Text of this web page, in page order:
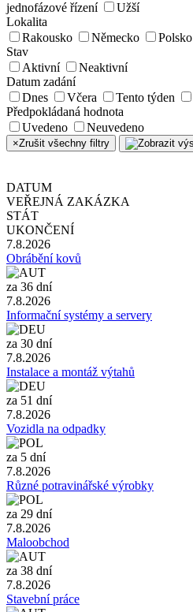
jednofázové řízení
Užší
Lokalita
Rakousko
Německo Polsko
Stav
Aktivní
Neaktivní
Datum zadání
Dnes
Včera Tento týden
Předpokládaná hodnota
Uvedeno
Neuvedeno
×Zrušit všechny filtry
DATUM
VEŘEJNÁ ZAKÁZKA
STÁT
UKONČENÍ
7.8.2026
Obrábění kovů
za 36 dní
7.8.2026
Informační systémy a servery
za 30 dní
7.8.2026
Instalace a montáž výtahů
za 51 dní
7.8.2026
Vozidla na odpadky
za 5 dní
7.8.2026
Různé potravinářské výrobky
za 29 dní
7.8.2026
Maloobchod
za 38 dní
7.8.2026
Stavební práce